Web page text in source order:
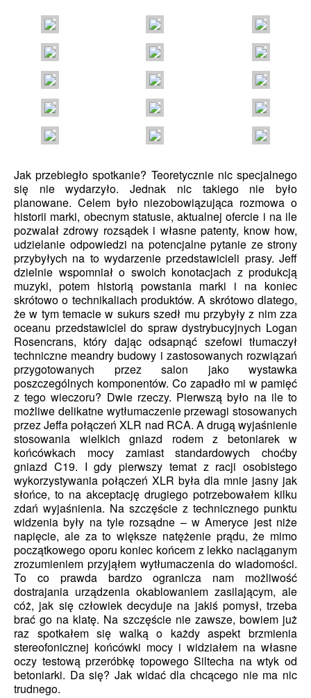
Jak przebiegło spotkanie? Teoretycznie nic specjalnego
się nie wydarzyło. Jednak nic takiego nie było
planowane. Celem było niezobowiązująca rozmowa o
historii marki, obecnym statusie, aktualnej ofercie i na ile
pozwalał zdrowy rozsądek i własne patenty, know how,
udzielanie odpowiedzi na potencjalne pytanie ze strony
przybyłych na to wydarzenie przedstawicieli prasy. Jeff
dzielnie wspomniał o swoich konotacjach z produkcją
muzyki, potem historią powstania marki i na koniec
skrótowo o technikaliach produktów. A skrótowo dlatego,
że w tym temacie w sukurs szedł mu przybyły z nim zza
oceanu przedstawiciel do spraw dystrybucyjnych Logan
Rosencrans, który dając odsapnąć szefowi tłumaczył
techniczne meandry budowy i zastosowanych rozwiązań
przygotowanych przez salon jako wystawka
poszczególnych komponentów. Co zapadło mi w pamięć
z tego wieczoru? Dwie rzeczy. Pierwszą było na ile to
możliwe delikatne wytłumaczenie przewagi stosowanych
przez Jeffa połączeń XLR nad RCA. A drugą wyjaśnienie
stosowania wielkich gniazd rodem z betoniarek w
końcówkach mocy zamiast standardowych choćby
gniazd C19. I gdy pierwszy temat z racji osobistego
wykorzystywania połączeń XLR była dla mnie jasny jak
słońce, to na akceptację drugiego potrzebowałem kilku
zdań wyjaśnienia. Na szczęście z technicznego punktu
widzenia były na tyle rozsądne – w Ameryce jest niże
napięcie, ale za to większe natężenie prądu, że mimo
początkowego oporu koniec końcem z lekko naciąganym
zrozumieniem przyjąłem wytłumaczenia do wiadomości.
To co prawda bardzo ogranicza nam możliwość
dostrajania urządzenia okablowaniem zasilającym, ale
cóż, jak się człowiek decyduje na jakiś pomysł, trzeba
brać go na klatę. Na szczęście nie zawsze, bowiem już
raz spotkałem się walką o każdy aspekt brzmienia
stereofonicznej końcówki mocy i widziałem na własne
oczy testową przeróbkę topowego Siltecha na wtyk od
betoniarki. Da się? Jak widać dla chcącego nie ma nic
trudnego.